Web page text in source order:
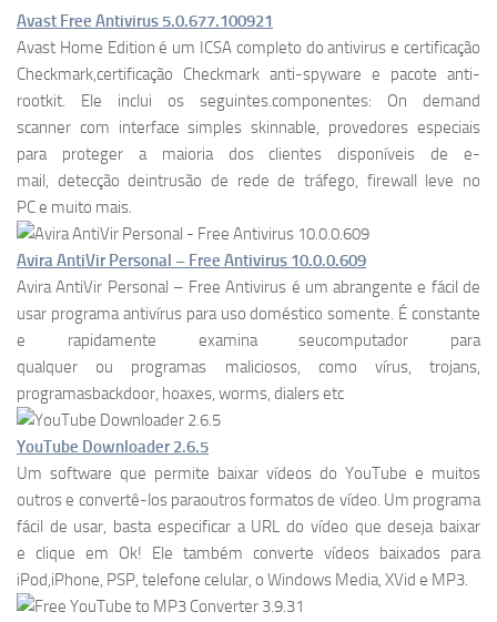
Avast Free Antivirus 5.0.677.100921
Avast Home Edition é um ICSA completo do antivirus e certificação
Checkmark,certificação Checkmark anti-spyware e pacote anti-
rootkit. Ele inclui os seguintes.componentes: On demand
scanner com interface simples skinnable, provedores especiais
para proteger a maioria dos clientes disponíveis de e-
mail, detecção deintrusão de rede de tráfego, firewall leve no
PC e muito mais.
Avira AntiVir Personal – Free Antivirus 10.0.0.609
Avira AntiVir Personal – Free Antivirus é um abrangente e fácil de
usar programa antivírus para uso doméstico somente. É constante
e rapidamente examina seucomputador para
qualquer ou programas maliciosos, como vírus, trojans,
programasbackdoor, hoaxes, worms, dialers etc
YouTube Downloader 2.6.5
Um software que permite baixar vídeos do YouTube e muitos
outros e convertê-los paraoutros formatos de vídeo. Um programa
fácil de usar, basta especificar a URL do vídeo que deseja baixar
e clique em Ok! Ele também converte vídeos baixados para
iPod,iPhone, PSP, telefone celular, o Windows Media, XVid e MP3.